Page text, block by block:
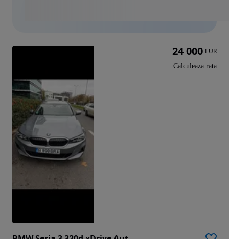
24 000 EUR
Calculeaza rata